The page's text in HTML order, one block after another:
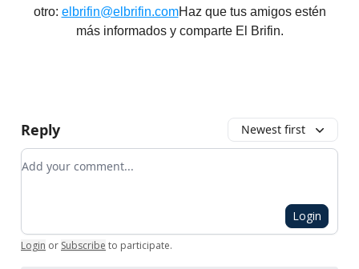
otro: elbrifin@elbrifin.comHaz que tus amigos estén
más informados y comparte El Brifin.
Reply Newest first
Add your comment
Login
Login or Subscribe to participate.